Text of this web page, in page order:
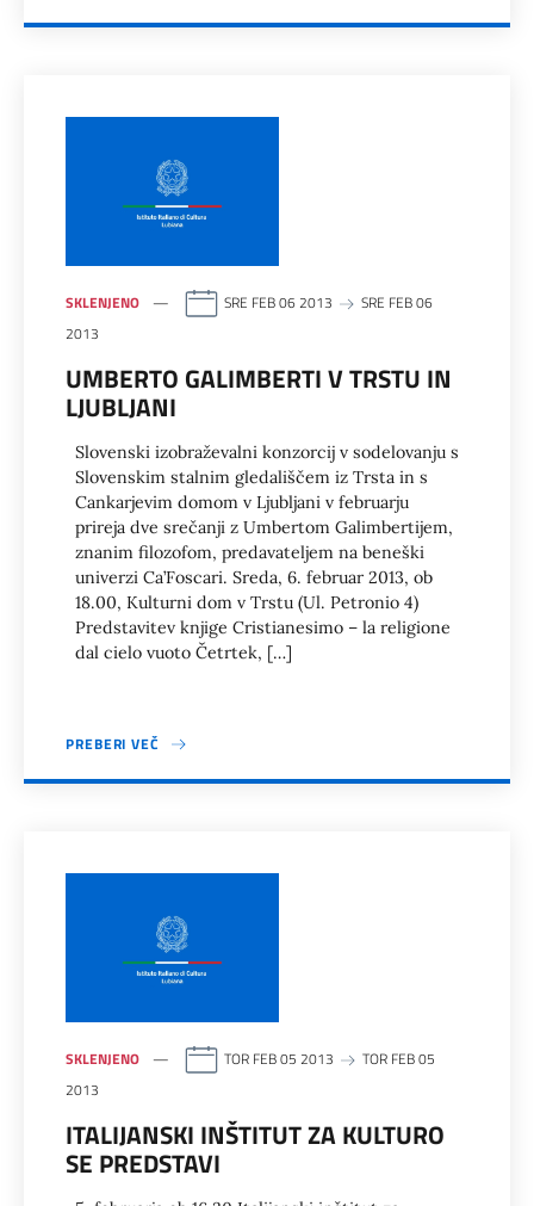
SKLENJENO SRE FEB 06 2013
SRE FEB 06
2013
UMBERTO GALIMBERTI V TRSTU IN
LJUBLJANI
Slovenski izobraževalni konzorcij v sodelovanju s
Slovenskim stalnim gledališčem iz Trsta in s
Cankarjevim domom v Ljubljani v februarju
prireja dve srečanji z Umbertom Galimbertijem,
znanim filozofom, predavateljem na beneški
univerzi Ca’Foscari. Sreda, 6. februar 2013, ob
18.00, Kulturni dom v Trstu (Ul. Petronio 4)
Predstavitev knjige Cristianesimo – la religione
dal cielo vuoto Četrtek, […]
PREBERI VEČ
SKLENJENO TOR FEB 05 2013
TOR FEB 05
2013
ITALIJANSKI INŠTITUT ZA KULTURO
SE PREDSTAVI